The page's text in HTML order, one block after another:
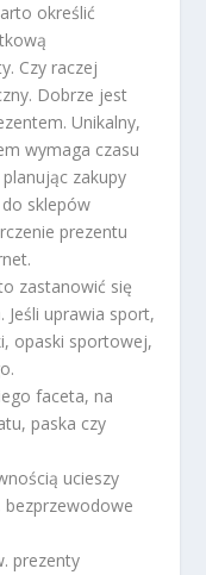
określić
Czy raczej
Dobrze jest
Unikalny,
wymaga czasu
zakupy
sklepów
prezentu
zastanowić się
Jeśli uprawia sport,
opaski sportowej,
faceta, na
paska czy
ucieszy
prezenty